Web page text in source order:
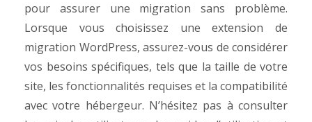
pour assurer une migration sans problème.
Lorsque vous choisissez une extension de
migration WordPress, assurez-vous de considérer
vos besoins spécifiques, tels que la taille de votre
site, les fonctionnalités requises et la compatibilité
avec votre hébergeur. N’hésitez pas à consulter